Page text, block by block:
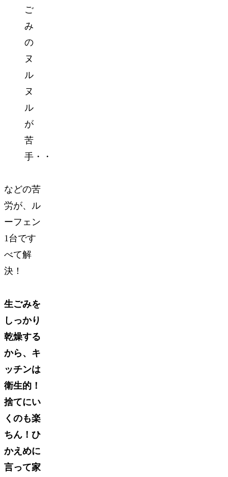
ご
み
の
ヌ
ル
ヌ
ル
が
苦
手・・
などの苦
労が、ル
ーフェン
1台です
べて解
決！
生ごみを
しっかり
乾燥する
から、キ
ッチンは
衛生的！
捨てにい
くのも楽
ちん！ ひ
かえめに
言って家